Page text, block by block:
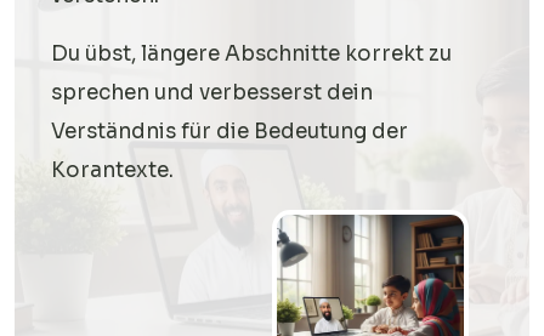
Du übst, längere Abschnitte korrekt zu
sprechen und verbesserst dein
Verständnis für die Bedeutung der
Korantexte.